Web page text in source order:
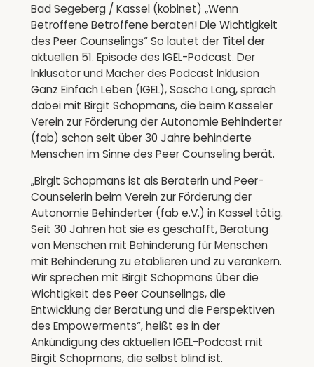
Bad Segeberg / Kassel (kobinet) „Wenn
Betroffene Betroffene beraten! Die Wichtigkeit
des Peer Counselings“ So lautet der Titel der
aktuellen 51. Episode des IGEL-Podcast. Der
Inklusator und Macher des Podcast Inklusion
Ganz Einfach Leben (IGEL), Sascha Lang, sprach
dabei mit Birgit Schopmans, die beim Kasseler
Verein zur Förderung der Autonomie Behinderter
(fab) schon seit über 30 Jahre behinderte
Menschen im Sinne des Peer Counseling berät.
„Birgit Schopmans ist als Beraterin und Peer-
Counselerin beim Verein zur Förderung der
Autonomie Behinderter (fab e.V.) in Kassel tätig.
Seit 30 Jahren hat sie es geschafft, Beratung
von Menschen mit Behinderung für Menschen
mit Behinderung zu etablieren und zu verankern.
Wir sprechen mit Birgit Schopmans über die
Wichtigkeit des Peer Counselings, die
Entwicklung der Beratung und die Perspektiven
des Empowerments“, heißt es in der
Ankündigung des aktuellen IGEL-Podcast mit
Birgit Schopmans, die selbst blind ist.